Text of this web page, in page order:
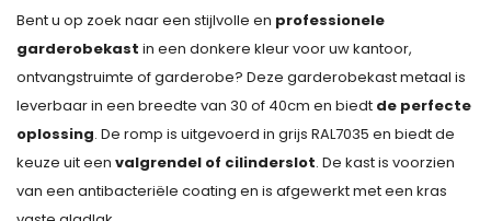
Bent u op zoek naar een stijlvolle en professionele
garderobekast in een donkere kleur voor uw kantoor,
ontvangstruimte of garderobe? Deze garderobekast metaal is
leverbaar in een breedte van 30 of 40cm en biedt de perfecte
oplossing. De romp is uitgevoerd in grijs RAL7035 en biedt de
keuze uit een valgrendel of cilinderslot. De kast is voorzien
van een antibacteriële coating en is afgewerkt met een kras